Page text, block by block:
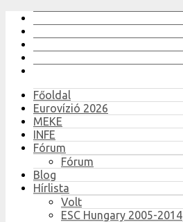
Főoldal
Eurovízió 2026
MEKE
INFE
Fórum
Fórum
Blog
Hírlista
Volt
ESC Hungary 2005-2014